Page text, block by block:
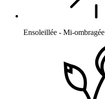
Ensoleillée - Mi-ombragée